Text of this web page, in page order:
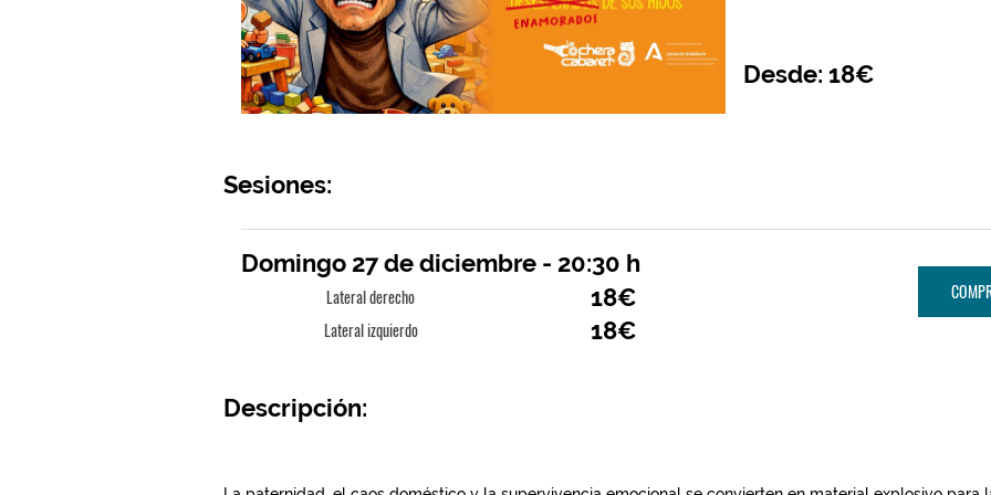
Desde: 18€
Sesiones:
Domingo 27 de diciembre - 20:30 h
Lateral derecho 18€
Lateral izquierdo 18€
Descripción: